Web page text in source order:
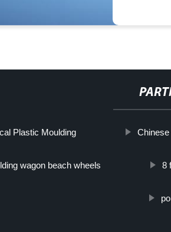
Plastic Moulding Chinese
wagon beach wheels 8